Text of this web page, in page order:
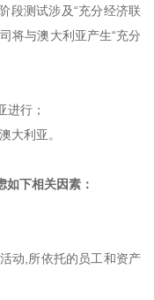
段测试涉及“充分经济联
将与澳大利亚产生“充分
进行；
大利亚。
下相关因素：
动,所依托的员工和资产